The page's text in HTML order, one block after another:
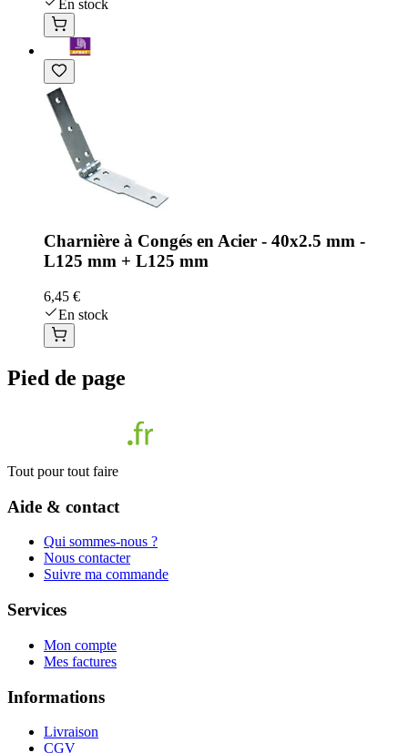
En stock
Charnière à Congés en Acier - 40x2.5 mm -
L125 mm + L125 mm
6,45 €
En stock
Pied de page
Tout pour tout faire
Aide & contact
Qui sommes-nous ?
Nous contacter
Suivre ma commande
Services
Mon compte
Mes factures
Informations
Livraison
CGV